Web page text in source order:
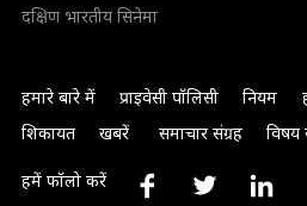
दक्षिण भारतीय सिनेमा
हमारे बारे में प्राइवेसी पॉलिसी नियम
शिकायत
खबरें समाचार संग्रह विषय
हमें फॉलो करें